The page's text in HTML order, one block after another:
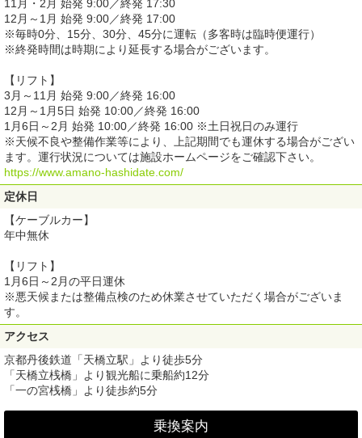
11月・2月 始発 9:00／終発 17:30
12月～1月 始発 9:00／終発 17:00
※毎時0分、15分、30分、45分に運転（多客時は臨時便運行）
※終発時間は時期により延長する場合がございます。
【リフト】
3月～11月 始発 9:00／終発 16:00
12月～1月5日 始発 10:00／終発 16:00
1月6日～2月 始発 10:00／終発 16:00 ※土日祝日のみ運行
※天候不良や整備作業等により、上記期間でも運休する場合がござい
ます。運行状況については施設ホームページをご確認下さい。
https://www.amano-hashidate.com/
定休日
【ケーブルカー】
年中無休
【リフト】
1月6日～2月の平日運休
※悪天候または整備点検のため休業させていただく場合がございま
す。
アクセス
京都丹後鉄道「天橋立駅」より徒歩5分
「天橋立桟橋」より観光船に乗船約12分
「一の宮桟橋」より徒歩約5分
乗換案内